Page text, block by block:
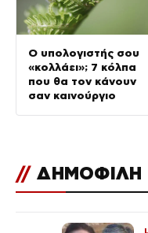
Ο υπολογιστής σου
«κολλάει»; 7 κόλπα
που θα τον κάνουν
σαν καινούργιο
// ΔΗΜΟΦΙΛΗ